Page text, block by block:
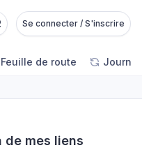
Se connecter / S'inscrire
Feuille de route
de mes liens